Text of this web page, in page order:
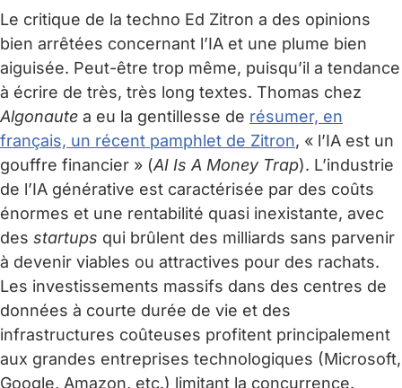
Le critique de la techno Ed Zitron a des opinions
bien arrêtées concernant l’IA et une plume bien
aiguisée. Peut-être trop même, puisqu’il a tendance
à écrire de très, très long textes. Thomas chez
Algonaute a eu la gentillesse de résumer, en
français, un récent pamphlet de Zitron, « l’IA est un
gouffre financier » (AI Is A Money Trap). L’industrie
de l’IA générative est caractérisée par des coûts
énormes et une rentabilité quasi inexistante, avec
des startups qui brûlent des milliards sans parvenir
à devenir viables ou attractives pour des rachats.
Les investissements massifs dans des centres de
données à courte durée de vie et des
infrastructures coûteuses profitent principalement
aux grandes entreprises technologiques (Microsoft,
Google, Amazon, etc.) limitant la concurrence.